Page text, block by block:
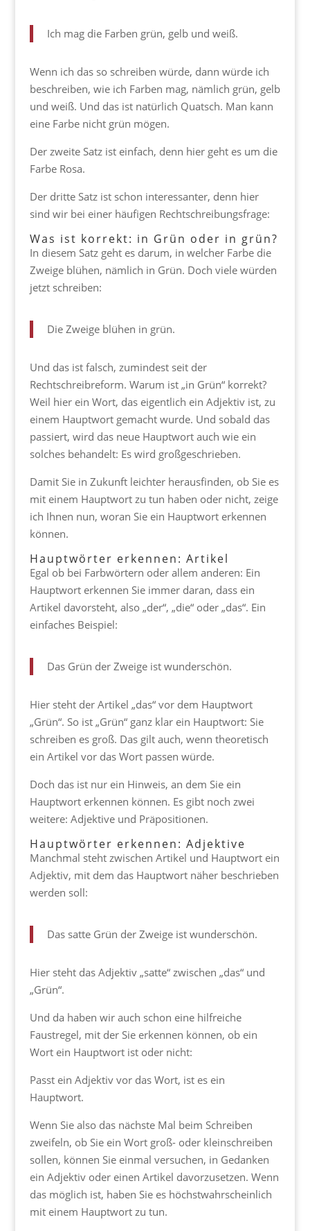
Ich mag die Farben grün, gelb und weiß.
Wenn ich das so schreiben würde, dann würde ich
beschreiben, wie ich Farben mag, nämlich grün, gelb
und weiß. Und das ist natürlich Quatsch. Man kann
eine Farbe nicht grün mögen.
Der zweite Satz ist einfach, denn hier geht es um die
Farbe Rosa.
Der dritte Satz ist schon interessanter, denn hier
sind wir bei einer häufigen Rechtschreibungsfrage:
Was ist korrekt: in Grün oder in grün?
In diesem Satz geht es darum, in welcher Farbe die
Zweige blühen, nämlich in Grün. Doch viele würden
jetzt schreiben:
Die Zweige blühen in grün.
Und das ist falsch, zumindest seit der
Rechtschreibreform. Warum ist „in Grün“ korrekt?
Weil hier ein Wort, das eigentlich ein Adjektiv ist, zu
einem Hauptwort gemacht wurde. Und sobald das
passiert, wird das neue Hauptwort auch wie ein
solches behandelt: Es wird großgeschrieben.
Damit Sie in Zukunft leichter herausfinden, ob Sie es
mit einem Hauptwort zu tun haben oder nicht, zeige
ich Ihnen nun, woran Sie ein Hauptwort erkennen
können.
Hauptwörter erkennen: Artikel
Egal ob bei Farbwörtern oder allem anderen: Ein
Hauptwort erkennen Sie immer daran, dass ein
Artikel davorsteht, also „der“, „die“ oder „das“. Ein
einfaches Beispiel:
Das Grün der Zweige ist wunderschön.
Hier steht der Artikel „das“ vor dem Hauptwort
„Grün“. So ist „Grün“ ganz klar ein Hauptwort: Sie
schreiben es groß. Das gilt auch, wenn theoretisch
ein Artikel vor das Wort passen würde.
Doch das ist nur ein Hinweis, an dem Sie ein
Hauptwort erkennen können. Es gibt noch zwei
weitere: Adjektive und Präpositionen.
Hauptwörter erkennen: Adjektive
Manchmal steht zwischen Artikel und Hauptwort ein
Adjektiv, mit dem das Hauptwort näher beschrieben
werden soll:
Das satte Grün der Zweige ist wunderschön.
Hier steht das Adjektiv „satte“ zwischen „das“ und
„Grün“.
Und da haben wir auch schon eine hilfreiche
Faustregel, mit der Sie erkennen können, ob ein
Wort ein Hauptwort ist oder nicht:
Passt ein Adjektiv vor das Wort, ist es ein
Hauptwort.
Wenn Sie also das nächste Mal beim Schreiben
zweifeln, ob Sie ein Wort groß- oder kleinschreiben
sollen, können Sie einmal versuchen, in Gedanken
ein Adjektiv oder einen Artikel davorzusetzen. Wenn
das möglich ist, haben Sie es höchstwahrscheinlich
mit einem Hauptwort zu tun.